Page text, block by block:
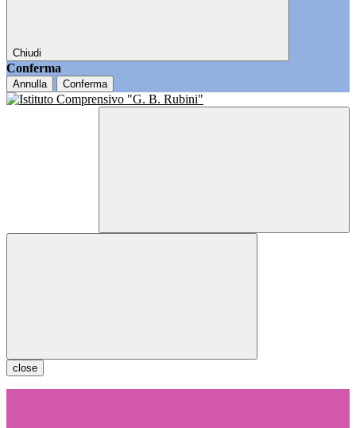
Chiudi
Conferma
Annulla Conferma
close